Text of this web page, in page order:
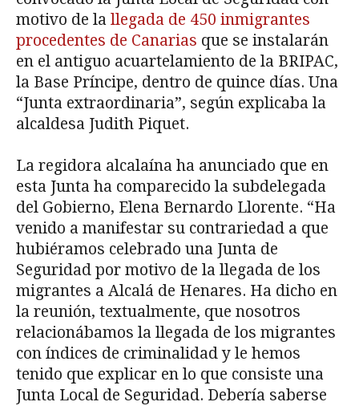
motivo de la llegada de 450 inmigrantes
procedentes de Canarias que se instalarán
en el antiguo acuartelamiento de la BRIPAC,
la Base Príncipe, dentro de quince días. Una
“Junta extraordinaria”, según explicaba la
alcaldesa Judith Piquet.
La regidora alcalaína ha anunciado que en
esta Junta ha comparecido la subdelegada
del Gobierno, Elena Bernardo Llorente. “Ha
venido a manifestar su contrariedad a que
hubiéramos celebrado una Junta de
Seguridad por motivo de la llegada de los
migrantes a Alcalá de Henares. Ha dicho en
la reunión, textualmente, que nosotros
relacionábamos la llegada de los migrantes
con índices de criminalidad y le hemos
tenido que explicar en lo que consiste una
Junta Local de Seguridad. Debería saberse